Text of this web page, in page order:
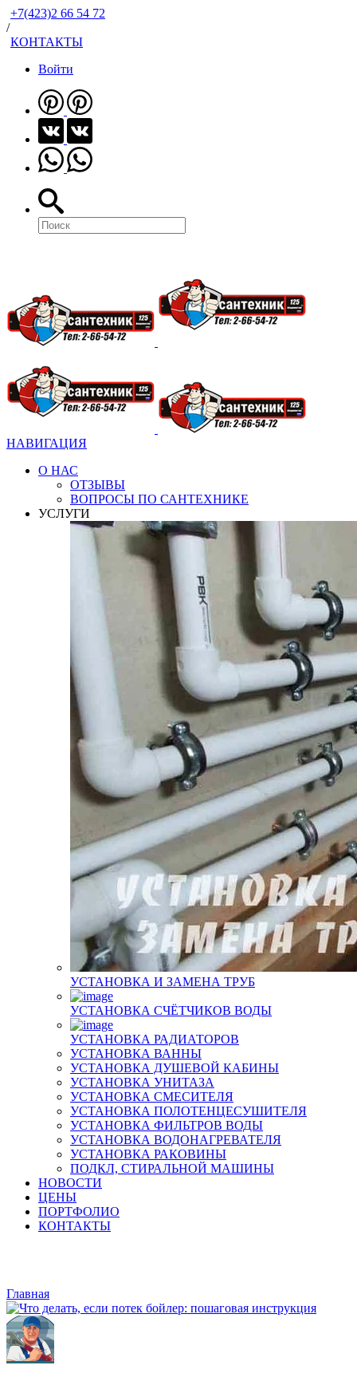
+7(423)2 66 54 72
/
КОНТАКТЫ
Войти
НАВИГАЦИЯ
О НАС
ОТЗЫВЫ
ВОПРОСЫ ПО САНТЕХНИКЕ
УСЛУГИ
УСТАНОВКА И ЗАМЕНА ТРУБ
УСТАНОВКА СЧЁТЧИКОВ ВОДЫ
УСТАНОВКА РАДИАТОРОВ
УСТАНОВКА ВАННЫ
УСТАНОВКА ДУШЕВОЙ КАБИНЫ
УСТАНОВКА УНИТАЗА
УСТАНОВКА СМЕСИТЕЛЯ
УСТАНОВКА ПОЛОТЕНЦЕСУШИТЕЛЯ
УСТАНОВКА ФИЛЬТРОВ ВОДЫ
УСТАНОВКА ВОДОНАГРЕВАТЕЛЯ
УСТАНОВКА РАКОВИНЫ
ПОДКЛ, СТИРАЛЬНОЙ МАШИНЫ
НОВОСТИ
ЦЕНЫ
ПОРТФОЛИО
КОНТАКТЫ
Главная